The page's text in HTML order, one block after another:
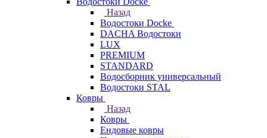
Назад
Водостоки Docke
DACHA Водостоки
LUX
PREMIUM
STANDARD
Водосборник универсальный
Водостоки STAL
Ковры
Назад
Ковры
Ендовые ковры